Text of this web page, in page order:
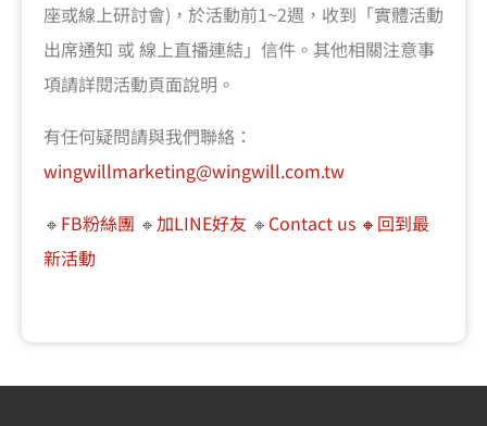
座或線上研討會)，於活動前1~2週，收到「實體活動
出席通知 或 線上直播連結」信件。其他相關注意事
項請詳閱活動頁面說明。
有任何疑問請與我們聯絡：
wingwillmarketing@wingwill.com.tw
🔸 FB粉絲團 🔸加LINE好友 🔸 Contact us 🔸回到最
新活動